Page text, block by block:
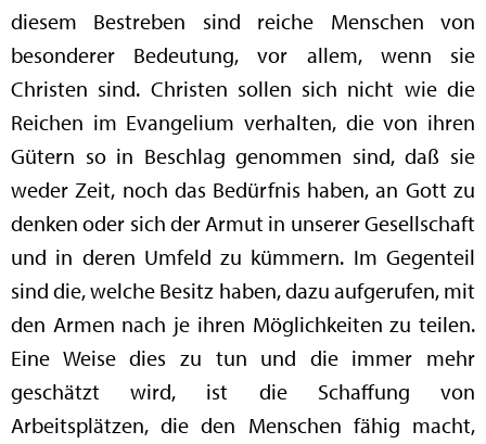
diesem Bestreben sind reiche Menschen von
besonderer Bedeutung, vor allem, wenn sie
Christen sind. Christen sollen sich nicht wie die
Reichen im Evangelium verhalten, die von ihren
Gütern so in Beschlag genommen sind, daß sie
weder Zeit, noch das Bedürfnis haben, an Gott zu
denken oder sich der Armut in unserer Gesellschaft
und in deren Umfeld zu kümmern. Im Gegenteil
sind die, welche Besitz haben, dazu aufgerufen, mit
den Armen nach je ihren Möglichkeiten zu teilen.
Eine Weise dies zu tun und die immer mehr
geschätzt wird, ist die Schaffung von
Arbeitsplätzen, die den Menschen fähig macht,